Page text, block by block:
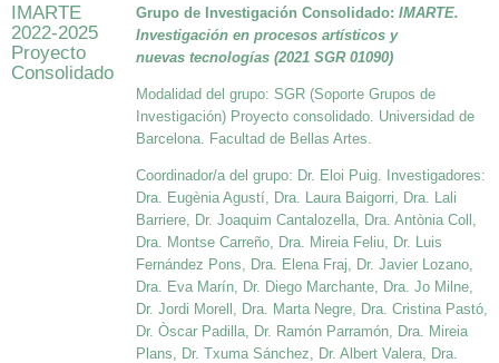
IMARTE
2022-2025
Proyecto
Consolidado
Grupo de Investigación Consolidado: IMARTE.
Investigación en procesos artísticos y
nuevas tecnologías (2021 SGR 01090)
Modalidad del grupo: SGR (Soporte Grupos de
Investigación) Proyecto consolidado. Universidad de
Barcelona. Facultad de Bellas Artes.
Coordinador/a del grupo: Dr. Eloi Puig. Investigadores:
Dra. Eugènia Agustí, Dra. Laura Baigorri, Dra. Lali
Barriere, Dr. Joaquim Cantalozella, Dra. Antònia Coll,
Dra. Montse Carreño, Dra. Mireia Feliu, Dr. Luis
Fernández Pons, Dra. Elena Fraj, Dr. Javier Lozano,
Dra. Eva Marín, Dr. Diego Marchante, Dra. Jo Milne,
Dr. Jordi Morell, Dra. Marta Negre, Dra. Cristina Pastó,
Dr. Òscar Padilla, Dr. Ramón Parramón, Dra. Mireia
Plans, Dr. Txuma Sánchez, Dr. Albert Valera, Dra.